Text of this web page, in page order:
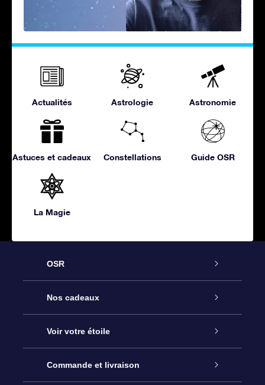
Actualités Astrologie Astronomie
Astuces et cadeaux Constellations Guide OSR
La Magie
OSR
Service
À propos de l’OSR
Nous contacter
Nos cadeaux
Cadeau d’étoile en ligne
Coffret cadeau OSR
Voir votre étoile
Registre des étoiles
Commande et livraison